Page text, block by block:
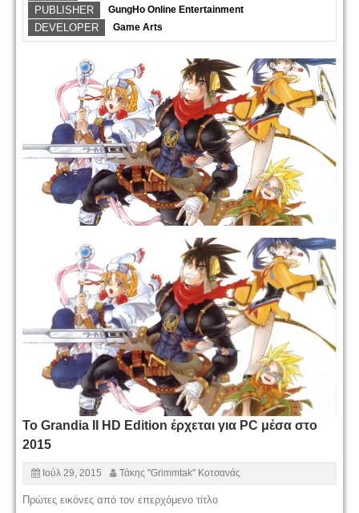
PUBLISHER GungHo Online Entertainment
DEVELOPER Game Arts
Το Grandia II HD Edition έρχεται για PC μέσα στο
2015
Ιούλ 29, 2015 Τάκης "Grimmtak" Κοτσανάς
Πρώτες εικόνες από τον επερχόμενο τίτλο